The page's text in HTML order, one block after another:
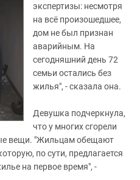
экспертизы: несмотря
на всё произошедшее,
дом не был признан
аварийным. На
сегодняшний день 72
семьи остались без
жилья", - сказала она.
Девушка подчеркнула,
что у многих сгорели
вещи. "Жильцам обещают
по сути, предлагается
на первое время", -